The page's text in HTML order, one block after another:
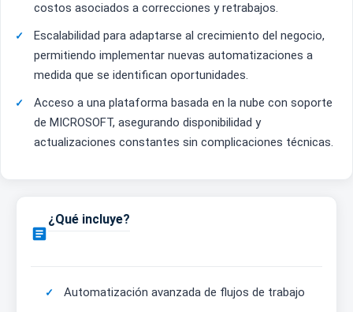
costos asociados a correcciones y retrabajos.
Escalabilidad para adaptarse al crecimiento del negocio,
permitiendo implementar nuevas automatizaciones a
medida que se identifican oportunidades.
Acceso a una plataforma basada en la nube con soporte
de MICROSOFT, asegurando disponibilidad y
actualizaciones constantes sin complicaciones técnicas.

¿Qué incluye?
Automatización avanzada de flujos de trabajo